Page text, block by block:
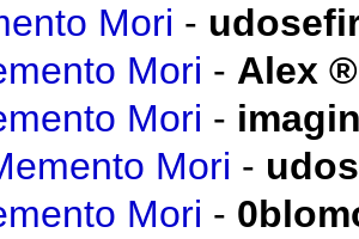
Mori -
Mori - Alex
Mori -
Mori -
Mori -